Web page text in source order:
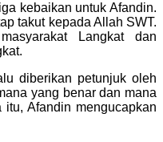
kebaikan untuk Afandin.
takut kepada Allah SWT.
Langkat dan
diberikan petunjuk oleh
yang benar dan mana
Afandin mengucapkan